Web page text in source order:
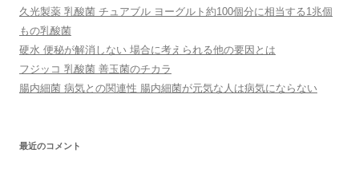
ン
久光製薬 乳酸菌 チュアブル ヨーグルト約100個分に相当する1兆個
もの乳酸菌
硬水 便秘が解消しない 場合に考えられる他の要因とは
フジッコ 乳酸菌 善玉菌のチカラ
腸内細菌 病気との関連性 腸内細菌が元気な人は病気にならない
最近のコメント